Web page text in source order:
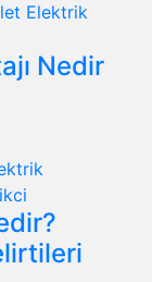
Elektrik
Nedir